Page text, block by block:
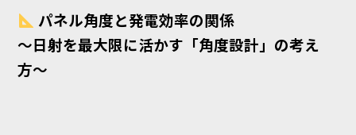
パネル角度と発電効率の関係
〜日射を最大限に活かす「角度設計」の考え
方〜